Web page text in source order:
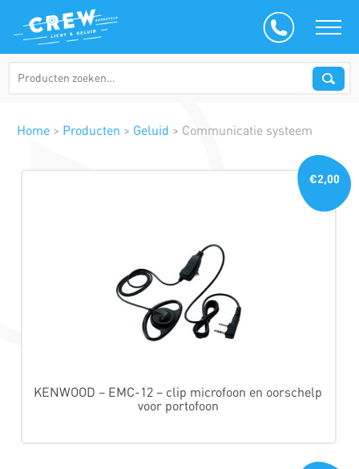
Home> Producten > Geluid > Communicatie systeem
KENWOOD – EMC-12 – clip microfoon en oorschelp
voor portofoon
€2,00